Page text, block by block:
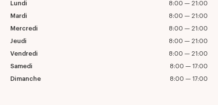
Lundi 8:00 — 21:00
Mardi 8:00 — 21:00
Mercredi 8:00 — 21:00
Jeudi 8:00 — 21:00
Vendredi 8:00 — 21:00
Samedi 8:00 — 17:00
Dimanche 8:00 — 17:00